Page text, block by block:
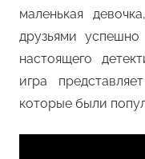
маленькая
друзьями
настоящего
игра
которые были